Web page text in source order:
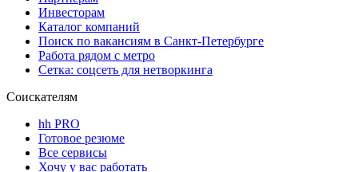
Инвесторам
Каталог компаний
Поиск по вакансиям в Санкт-Петербурге
Работа рядом с метро
Сетка: соцсеть для нетворкинга
Соискателям
hh PRO
Готовое резюме
Все сервисы
Хочу у вас работать